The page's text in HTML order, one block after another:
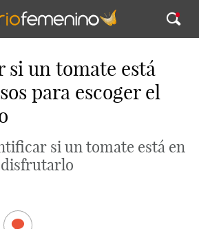
si un tomate está
para escoger el
si un tomate está en